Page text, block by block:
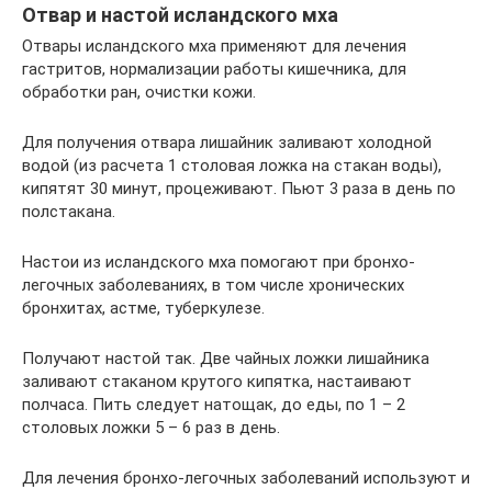
Отвар и настой исландского мха
Отвары исландского мха применяют для лечения
гастритов, нормализации работы кишечника, для
обработки ран, очистки кожи.
Для получения отвара лишайник заливают холодной
водой (из расчета 1 столовая ложка на стакан воды),
кипятят 30 минут, процеживают. Пьют 3 раза в день по
полстакана.
Настои из исландского мха помогают при бронхо-
легочных заболеваниях, в том числе хронических
бронхитах, астме, туберкулезе.
Получают настой так. Две чайных ложки лишайника
заливают стаканом крутого кипятка, настаивают
полчаса. Пить следует натощак, до еды, по 1 – 2
столовых ложки 5 – 6 раз в день.
Для лечения бронхо-легочных заболеваний используют и